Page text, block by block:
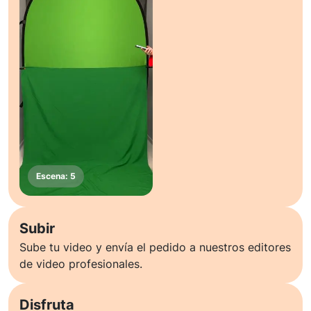
Subir
Sube tu video y envía el pedido a nuestros editores
de video profesionales.
Disfruta